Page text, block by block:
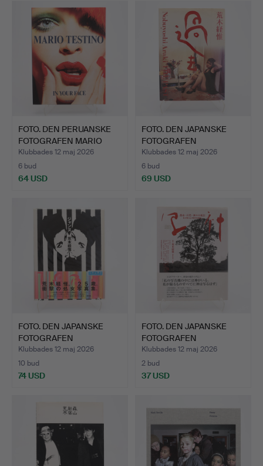
FOTO. DEN PERUANSKE
FOTOGRAFEN MARIO
TESTI…
Klubbades 12 maj 2026
6 bud
64 USD
FOTO. DEN JAPANSKE
FOTOGRAFEN
NOBUYOSHI AR…
Klubbades 12 maj 2026
6 bud
69 USD
FOTO. DEN JAPANSKE
FOTOGRAFEN
NOBUYOSHI AR…
Klubbades 12 maj 2026
10 bud
74 USD
FOTO. DEN JAPANSKE
FOTOGRAFEN
NOBUYOSHI AR…
Klubbades 12 maj 2026
2 bud
37 USD